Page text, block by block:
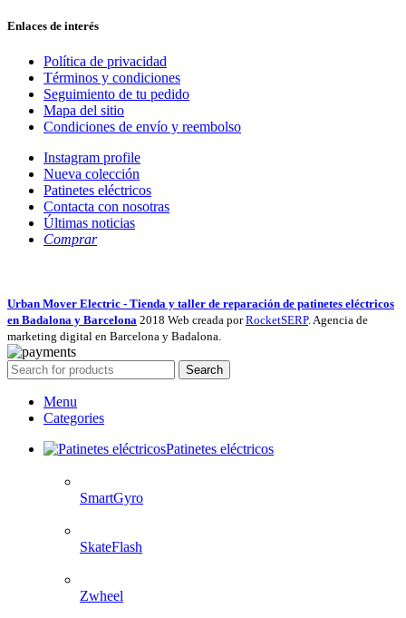
Enlaces de interés
Política de privacidad
Términos y condiciones
Seguimiento de tu pedido
Mapa del sitio
Condiciones de envío y reembolso
Instagram profile
Nueva colección
Patinetes eléctricos
Contacta con nosotras
Últimas noticias
Comprar
Urban Mover Electric - Tienda y taller de reparación de patinetes eléctricos
en Badalona y Barcelona 2018 Web creada porRocketSERP. Agencia de
marketing digital en Barcelona y Badalona.
Search
Menu
Categories
Patinetes eléctricos
SmartGyro
SkateFlash
Zwheel